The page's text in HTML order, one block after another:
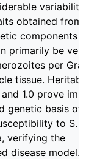
obtained from
components
primarily be
per
tissue.
1.0 prove
genetic basis of
to S.
verifying the
disease model.